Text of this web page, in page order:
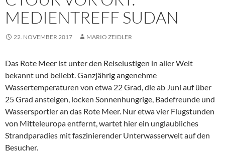
MEDIENTREFF SUDAN
22. NOVEMBER 2017 MARIO ZEIDLER
Das Rote Meer ist unter den Reiselustigen in aller Welt
bekannt und beliebt. Ganzjährig angenehme
Wassertemperaturen von etwa 22 Grad, die ab Juni auf über
25 Grad ansteigen, locken Sonnenhungrige, Badefreunde und
Wassersportler an das Rote Meer. Nur etwa vier Flugstunden
von Mitteleuropa entfernt, wartet hier ein unglaubliches
Strandparadies mit faszinierender Unterwasserwelt auf den
Besucher.